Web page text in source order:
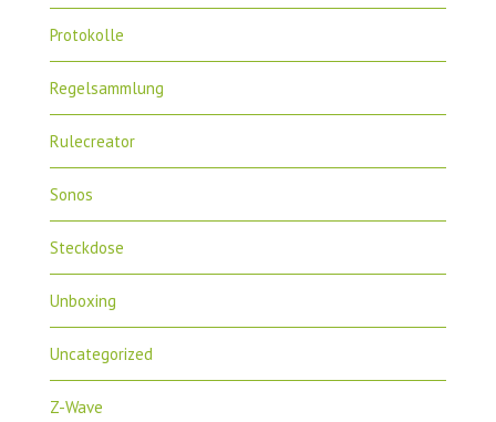
Protokolle
Regelsammlung
Rulecreator
Sonos
Steckdose
Unboxing
Uncategorized
Z-Wave